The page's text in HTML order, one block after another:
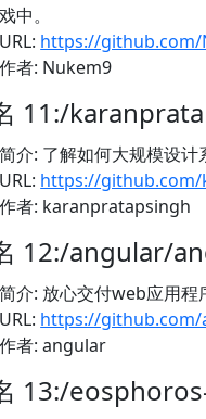
戏中。
URL: https://
作者: Nukem9
11:/
简介: 了解如何大规模设
URL: https://github.com/
作者: karanpratapsingh
12:/angular/
简介: 放心交付web应用程
URL: https://
作者: angular
13:/